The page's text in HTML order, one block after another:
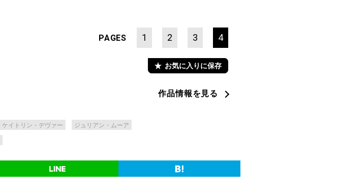
PAGES 1 2 3 4
お気に入りに保存
ケイトリン・デヴァー ジュリアン・ムーア
作品情報を見る